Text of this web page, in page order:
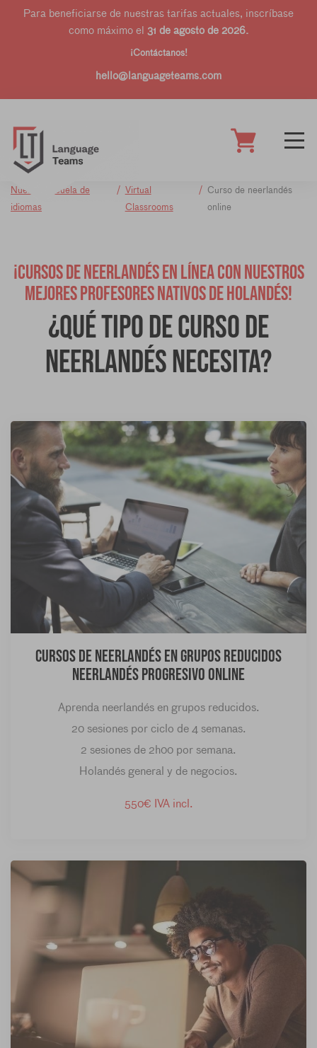
Para beneficiarse de nuestras tarifas actuales, inscríbase
como máximo el 31 de agosto de 2026.
¡Contáctanos!
hello@languageteams.com
Nuestra escuela de
idiomas
Virtual
Classrooms
Curso de neerlandés
online
¡CURSOS DE NEERLANDÉS EN LÍNEA CON NUESTROS
MEJORES PROFESORES NATIVOS DE HOLANDÉS!
¿Qué tipo de curso de
neerlandés necesita?
Cursos de neerlandés en grupos reducidos
Neerlandés Progresivo Online
Aprenda neerlandés en grupos reducidos.
20 sesiones por ciclo de 4 semanas.
2 sesiones de 2h00 por semana.
Holandés general y de negocios.
550€ IVA incl.